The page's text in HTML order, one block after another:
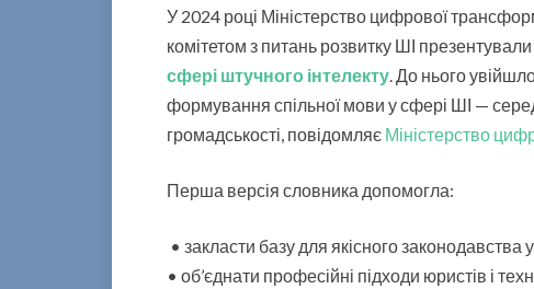
У 2024 році Міністерство цифрової
комітетом з питань розвитку ШІ презентували
сфері штучного інтелекту. До нього
формування спільної мови у сфері ШІ — серед
громадськості, повідомляє Міністерство
Перша версія словника допомогла:
• закласти базу для якісного законодавства
• об’єднати професійні підходи юристів і